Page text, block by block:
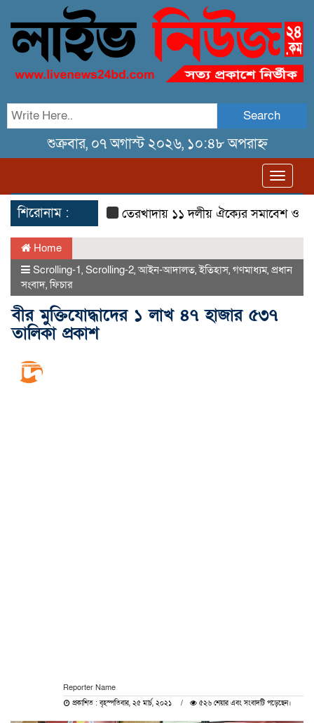
Search
শুক্রবার, ০৭ অগাস্ট ২০২৬, ১০:৪৮ অপরাহ্ন
শিরোনাম : তেরখাদায় ১১ দলীয় ঐক্যের সমাবেশ ও গণ
Home
Scrolling-1, Scrolling-2,আইন-আদালত,ইতিহাস, গণমাধ্যম, প্রধান
সংবাদ,ফিচার
বীর মুক্তিযোদ্ধাদের ১ লাখ ৪৭ হাজার ৫৩৭
তালিকা প্রকাশ
Reporter Name
প্রকাশিত : বৃহস্পতিবার, ২৫ মার্চ, ২০২১ ৫২৬ শেয়ার এবং সংবাদটি পড়েছেন।